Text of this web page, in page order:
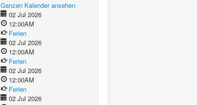
Ganzen Kalender ansehen
02 Jul 2026
12:00AM
Ferien
02 Jul 2026
12:00AM
Ferien
02 Jul 2026
12:00AM
Ferien
02 Jul 2026